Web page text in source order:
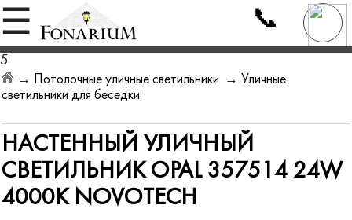
☰ 📞
5
→ Потолочные уличные светильники → Уличные
светильники для беседки
НАСТЕННЫЙ УЛИЧНЫЙ
СВЕТИЛЬНИК OPAL 357514 24W
4000K NOVOTECH